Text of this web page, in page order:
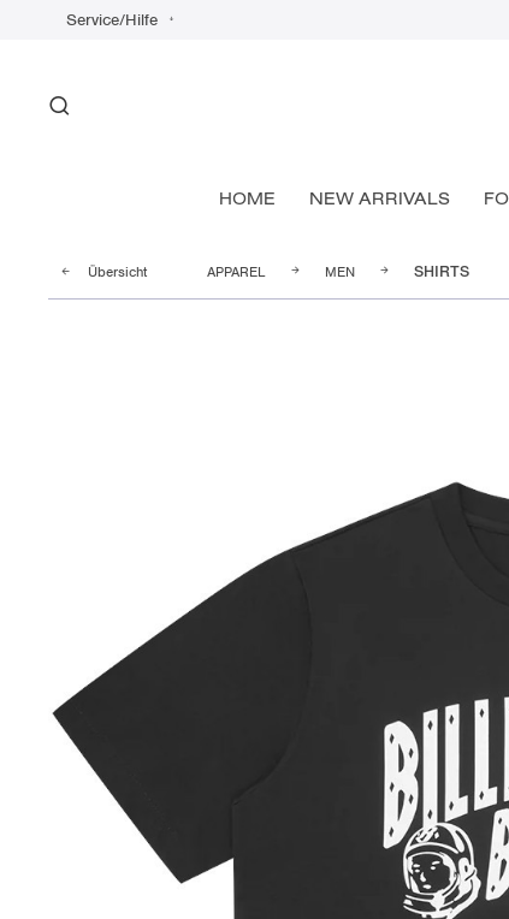
Service/Hilfe
HOME NEW ARRIVALS
Übersicht APPAREL MEN SHIRTS